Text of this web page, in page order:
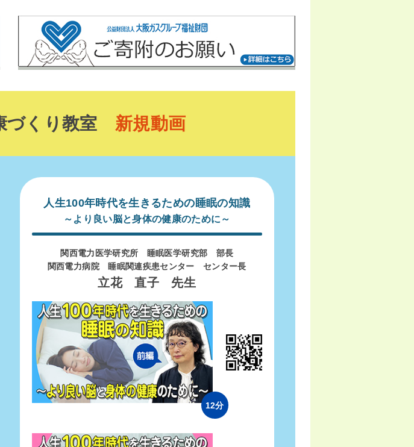
づくり教室 新規動画
人生100年時代を生きるための睡眠の知識
～より良い脳と身体の健康のために～
関西電力医学研究所 睡眠医学研究部 部長
関西電力病院 睡眠関連疾患センター センター長
立花 直子 先生
12分